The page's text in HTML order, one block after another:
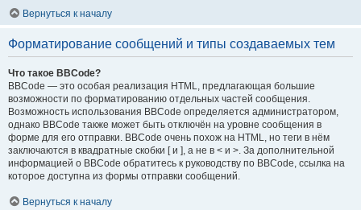
Вернуться к началу
Форматирование сообщений и типы создаваемых тем
Что такое BBCode?
BBCode — это особая реализация HTML, предлагающая большие
возможности по форматированию отдельных частей сообщения.
Возможность использования BBCode определяется администратором,
однако BBCode также может быть отключён на уровне сообщения в
форме для его отправки. BBCode очень похож на HTML, но теги в нём
заключаются в квадратные скобки [ и ], а не в < и >. За дополнительной
информацией о BBCode обратитесь к руководству по BBCode, ссылка на
которое доступна из формы отправки сообщений.
Вернуться к началу